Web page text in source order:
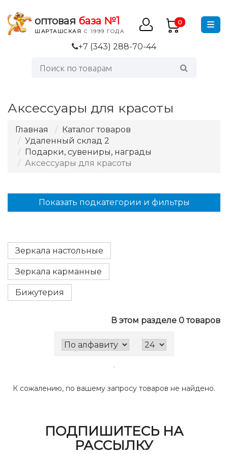
оптовая база №1
ШАРТАШСКАЯ С 1999 ГОДА
0
+7 (343) 288-70-44
Аксессуары для красоты
Главная
Каталог товаров
Удаленный склад 2
Подарки, сувениры, награды
Аксессуары для красоты
Зеркала настольные
Зеркала карманные
Бижутерия
В этом разделе 0 товаров
К сожалению, по вашему запросу товаров не найдено.
Показать подкатегории и фильтры
ПОДПИШИТЕСЬ НА
РАССЫЛКУ